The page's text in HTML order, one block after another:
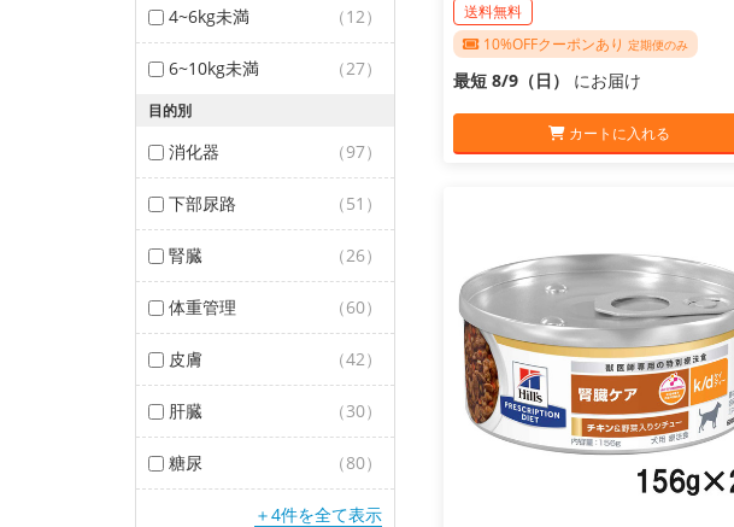
4~6kg未満 （12）
6~10kg未満 （27）
目的別
消化器 （97）
下部尿路 （51）
腎臓 （26）
体重管理 （60）
皮膚 （42）
肝臓 （30）
糖尿 （80）
＋4件を全て表示
送料無料
10%OFFクーポンあり 定期便のみ
最短 8/9（日） にお届け
カートに入れる